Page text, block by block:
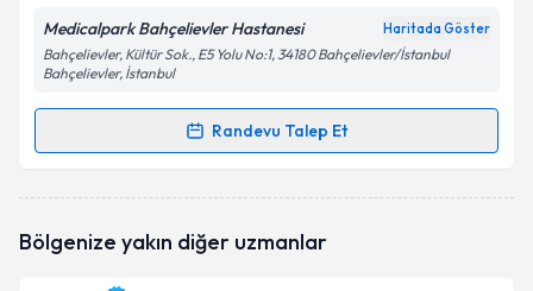
Medicalpark Bahçelievler Hastanesi Haritada Göster
Bahçelievler, Kültür Sok., E5 Yolu No:1, 34180 Bahçelievler/İstanbul
Bahçelievler, İstanbul
Randevu Talep Et
Randevu Takvimi Talebi
oluşturun. Size bu uzmandan randevu almanız için bir
Bölgenize yakın diğer uzmanlar